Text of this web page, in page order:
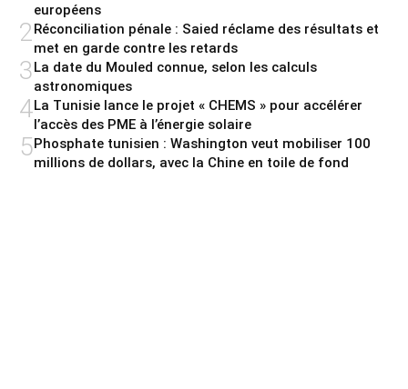
européens
2Réconciliation pénale : Saied réclame des résultats et
met en garde contre les retards
3La date du Mouled connue, selon les calculs
astronomiques
4La Tunisie lance le projet « CHEMS » pour accélérer
l’accès des PME à l’énergie solaire
5Phosphate tunisien : Washington veut mobiliser 100
millions de dollars, avec la Chine en toile de fond